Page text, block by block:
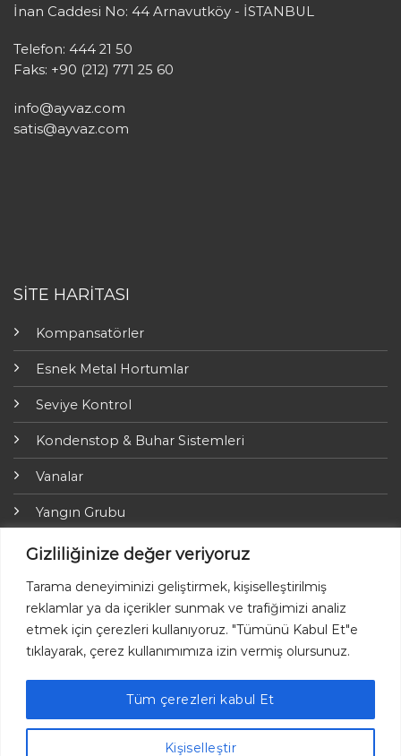
Gizliliğinize değer veriyoruz
Tarama deneyiminizi geliştirmek, kişiselleştirilmiş
reklamlar ya da içerikler sunmak ve trafiğimizi analiz
etmek için çerezleri kullanıyoruz. "Tümünü Kabul Et"e
tıklayarak, çerez kullanımımıza izin vermiş olursunuz.
Kişiselleştir
Tüm çerezleri kabul Et
İnan Caddesi No: 44 Arnavutköy - İSTANBUL
Telefon: 444 21 50
Faks: +90 (212) 771 25 60
info@ayvaz.com
satis@ayvaz.com
SİTE HARİTASI
Kompansatörler
Esnek Metal Hortumlar
Seviye Kontrol
Kondenstop & Buhar Sistemleri
Vanalar
Yangın Grubu
ARI-Armaturen
Yalıtım Grubu
Online Ödemeler
Ayvaz © 2026 Her hakkı saklıdır.